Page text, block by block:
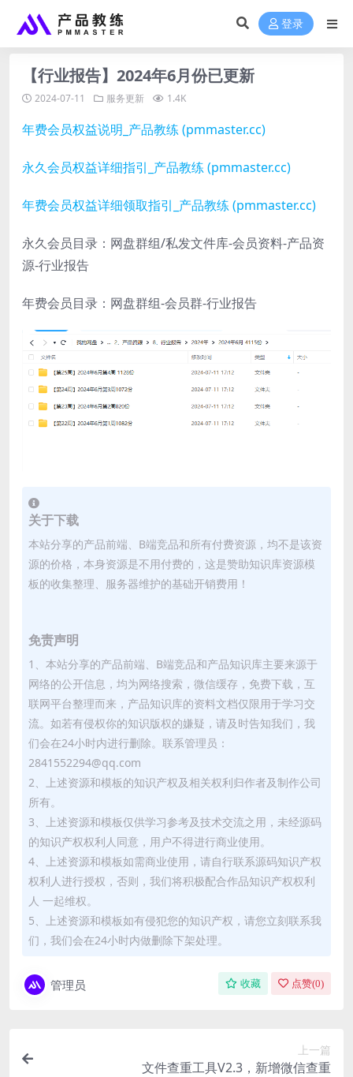
登录
【行业报告】2024年6月份已更新
2024-07-11 服务更新 1.4K
年费会员权益说明_产品教练 (pmmaster.cc)
永久会员权益详细指引_产品教练 (pmmaster.cc)
年费会员权益详细领取指引_产品教练 (pmmaster.cc)
永久会员目录：网盘群组/私发文件库-会员资料-产品资
源-行业报告
年费会员目录：网盘群组-会员群-行业报告
关于下载
本站分享的产品前端、B端竞品和所有付费资源，均不是该资
源的价格，本身资源是不用付费的，这是赞助知识库资源模
板的收集整理、服务器维护的基础开销费用！
免责声明
1、本站分享的产品前端、B端竞品和产品知识库主要来源于
网络的公开信息，均为网络搜索，微信缓存，免费下载，互
联网平台整理而来，产品知识库的资料文档仅限用于学习交
流。如若有侵权你的知识版权的嫌疑，请及时告知我们，我
们会在24小时内进行删除。联系管理员：
2841552294@qq.com
2、上述资源和模板的知识产权及相关权利归作者及制作公司
所有。
3、上述资源和模板仅供学习参考及技术交流之用，未经源码
的知识产权权利人同意，用户不得进行商业使用。
4、上述资源和模板如需商业使用，请自行联系源码知识产权
权利人进行授权，否则，我们将积极配合作品知识产权权利
人 一起维权。
5、上述资源和模板如有侵犯您的知识产权，请您立刻联系我
们，我们会在24小时内做删除下架处理。
管理员 收藏 点赞(0)
上一篇
文件查重工具V2.3，新增微信查重